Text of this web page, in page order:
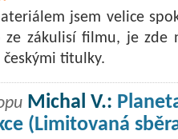
jsem velice
ze zákulisí filmu, je zde
titulky.
Michal V.:
(Limitovaná